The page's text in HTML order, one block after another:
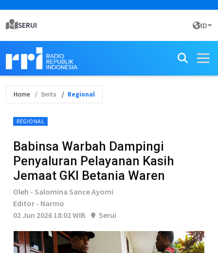
SERUI ID
Home Berita Regional
REGIONAL
Babinsa Warbah Dampingi
Penyaluran Pelayanan Kasih
Jemaat GKI Betania Waren
Oleh - Salomina Sance Ayomi
Editor - Narmo
02 Jun 2026 18:02 WIB
Serui